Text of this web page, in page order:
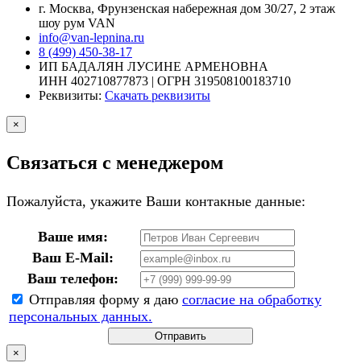
г. Москва, Фрунзенская набережная дом 30/27, 2 этаж
шоу рум VAN
info@van-lepnina.ru
8 (499) 450-38-17
ИП БАДАЛЯН ЛУСИНЕ АРМЕНОВНА
ИНН 402710877873 | ОГРН 319508100183710
Реквизиты: Скачать реквизиты
×
Связаться с менеджером
Пожалуйста, укажите Ваши контакные данные:
Ваше имя:
Ваш E-Mail:
Ваш телефон:
Отправляя форму я даю согласие на обработку
персональных данных.
Отправить
×